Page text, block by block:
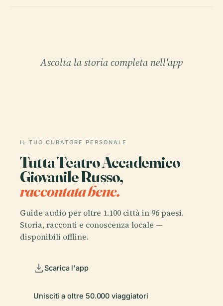
Ascolta la storia completa nell'app
IL TUO CURATORE PERSONALE
Tutta Teatro Accademico
Giovanile Russo,
raccontata bene.
Guide audio per oltre 1.100 città in 96 paesi.
Storia, racconti e conoscenza locale —
disponibili offline.
Scarica l'app
Unisciti a oltre 50.000 viaggiatori